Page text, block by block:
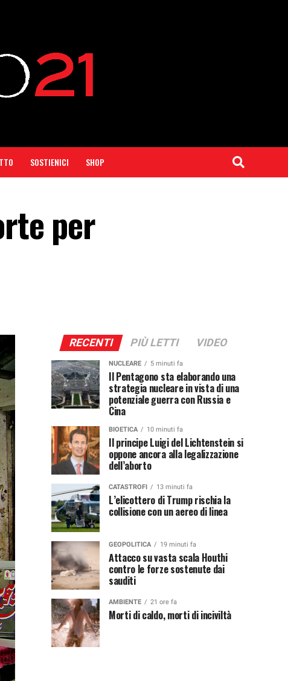
SOSTIENICI SHOP
per
RECENTI PIÙ LETTI VIDEO
NUCLEARE 5 minuti fa
Il Pentagono sta elaborando una
strategia nucleare in vista di una
potenziale guerra con Russia e
Cina
BIOETICA 10 minuti fa
Il principe Luigi del Lichtenstein si
oppone ancora alla legalizzazione
dell’aborto
CATASTROFI 13 minuti fa
L’elicottero di Trump rischia la
collisione con un aereo di linea
GEOPOLITICA 19 minuti fa
Attacco su vasta scala Houthi
contro le forze sostenute dai
sauditi
AMBIENTE 21 ore fa
Morti di caldo, morti di inciviltà